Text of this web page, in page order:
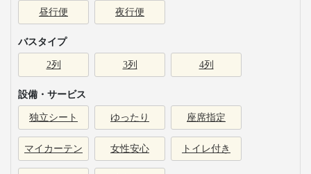
昼行便 夜行便
バスタイプ
2列 3列 4列
設備・サービス
独立シート ゆったり 座席指定
マイカーテン 女性安心 トイレ付き